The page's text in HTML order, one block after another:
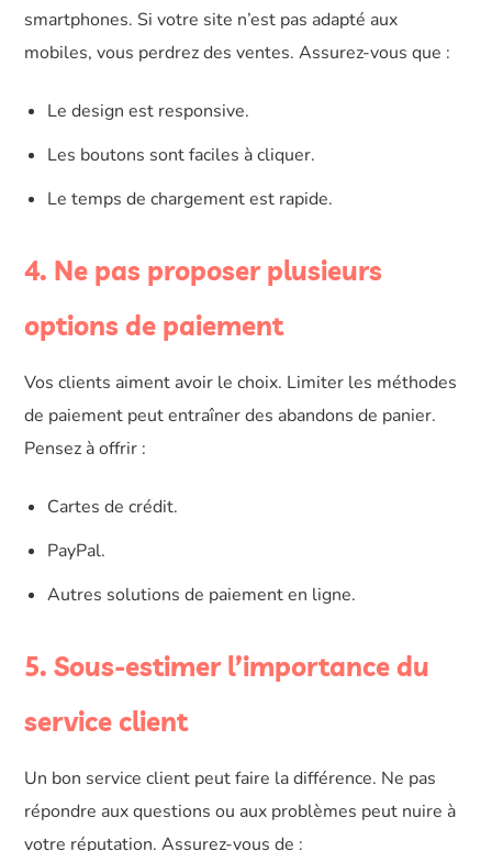
smartphones. Si votre site n’est pas adapté aux
mobiles, vous perdrez des ventes. Assurez-vous que :
Le design est responsive.
Les boutons sont faciles à cliquer.
Le temps de chargement est rapide.
4. Ne pas proposer plusieurs
options de paiement
Vos clients aiment avoir le choix. Limiter les méthodes
de paiement peut entraîner des abandons de panier.
Pensez à offrir :
Cartes de crédit.
PayPal.
Autres solutions de paiement en ligne.
5. Sous-estimer l’importance du
service client
Un bon service client peut faire la différence. Ne pas
répondre aux questions ou aux problèmes peut nuire à
votre réputation. Assurez-vous de :